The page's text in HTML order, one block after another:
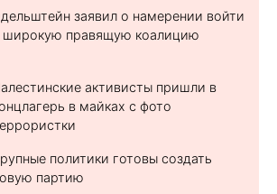
заявил о намерении войти
широкую правящую коалицию
активисты пришли в
в майках с фото
политики готовы создать
партию